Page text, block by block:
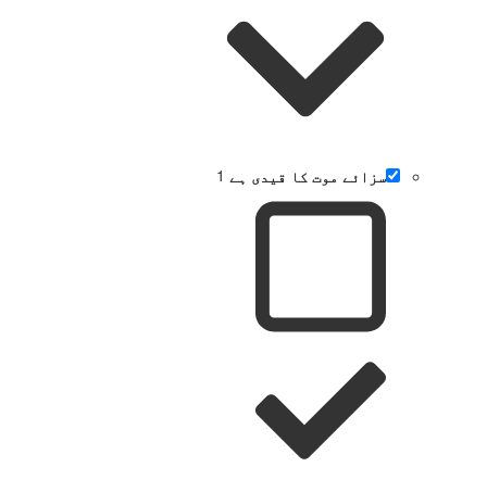
سزائے موت کا قیدی ہے 1